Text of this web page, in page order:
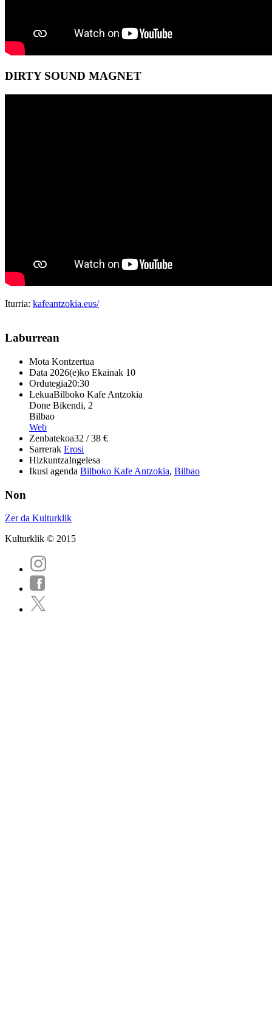
DIRTY SOUND MAGNET
Iturria: kafeantzokia.eus/
Laburrean
Mota Kontzertua
Data 2026(e)ko Ekainak 10
Ordutegia20:30
LekuaBilboko Kafe Antzokia
Done Bikendi, 2
Bilbao
Web
Zenbatekoa32 / 38 €
Sarrerak Erosi
HizkuntzaIngelesa
Ikusi agenda Bilboko Kafe Antzokia, Bilbao
Non
Zer da Kulturklik
Kulturklik © 2015